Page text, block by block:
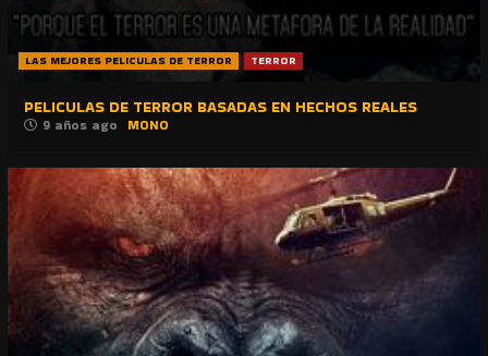
LAS MEJORES PELICULAS DE TERROR TERROR
PELICULAS DE TERROR BASADAS EN HECHOS REALES
9 años ago MONO